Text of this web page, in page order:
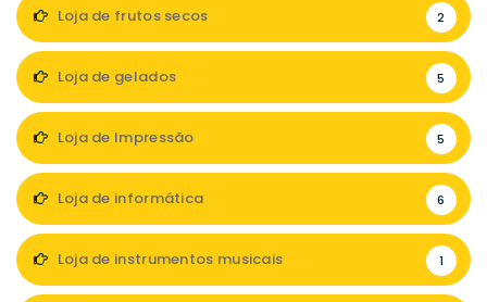
Loja de frutos secos 2
Loja de gelados 5
Loja de Impressão 5
Loja de informática 6
Loja de instrumentos musicais 1